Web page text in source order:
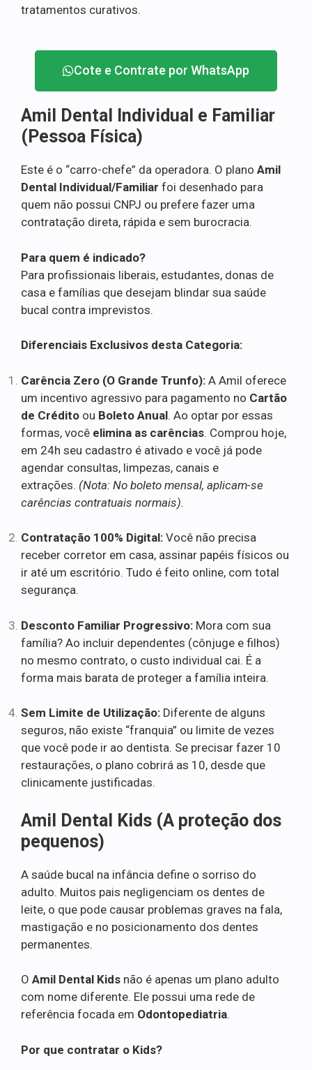
tratamentos curativos.
Cote e Contrate por WhatsApp
Amil Dental Individual e Familiar
(Pessoa Física)
Este é o “carro-chefe” da operadora. O plano Amil
Dental Individual/Familiar foi desenhado para
quem não possui CNPJ ou prefere fazer uma
contratação direta, rápida e sem burocracia.
Para quem é indicado?
Para profissionais liberais, estudantes, donas de
casa e famílias que desejam blindar sua saúde
bucal contra imprevistos.
Diferenciais Exclusivos desta Categoria:
Carência Zero (O Grande Trunfo): A Amil oferece
um incentivo agressivo para pagamento no Cartão
de Crédito ou Boleto Anual. Ao optar por essas
formas, você elimina as carências. Comprou hoje,
em 24h seu cadastro é ativado e você já pode
agendar consultas, limpezas, canais e
extrações. (Nota: No boleto mensal, aplicam-se
carências contratuais normais).
Contratação 100% Digital: Você não precisa
receber corretor em casa, assinar papéis físicos ou
ir até um escritório. Tudo é feito online, com total
segurança.
Desconto Familiar Progressivo: Mora com sua
família? Ao incluir dependentes (cônjuge e filhos)
no mesmo contrato, o custo individual cai. É a
forma mais barata de proteger a família inteira.
Sem Limite de Utilização: Diferente de alguns
seguros, não existe “franquia” ou limite de vezes
que você pode ir ao dentista. Se precisar fazer 10
restaurações, o plano cobrirá as 10, desde que
clinicamente justificadas.
Amil Dental Kids (A proteção dos
pequenos)
A saúde bucal na infância define o sorriso do
adulto. Muitos pais negligenciam os dentes de
leite, o que pode causar problemas graves na fala,
mastigação e no posicionamento dos dentes
permanentes.
O Amil Dental Kids não é apenas um plano adulto
com nome diferente. Ele possui uma rede de
referência focada em Odontopediatria.
Por que contratar o Kids?